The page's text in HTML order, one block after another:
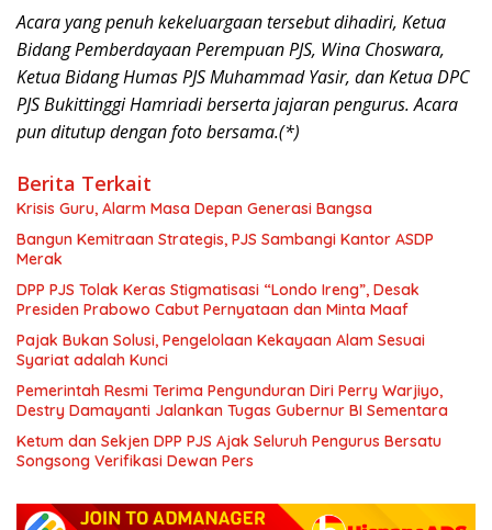
Acara yang penuh kekeluargaan tersebut dihadiri, Ketua
Bidang Pemberdayaan Perempuan PJS, Wina Choswara,
Ketua Bidang Humas PJS Muhammad Yasir, dan Ketua DPC
PJS Bukittinggi Hamriadi berserta jajaran pengurus. Acara
pun ditutup dengan foto bersama.(*)
Berita Terkait
Krisis Guru, Alarm Masa Depan Generasi Bangsa
Bangun Kemitraan Strategis, PJS Sambangi Kantor ASDP
Merak
DPP PJS Tolak Keras Stigmatisasi “Londo Ireng”, Desak
Presiden Prabowo Cabut Pernyataan dan Minta Maaf
Pajak Bukan Solusi, Pengelolaan Kekayaan Alam Sesuai
Syariat adalah Kunci
Pemerintah Resmi Terima Pengunduran Diri Perry Warjiyo,
Destry Damayanti Jalankan Tugas Gubernur BI Sementara
Ketum dan Sekjen DPP PJS Ajak Seluruh Pengurus Bersatu
Songsong Verifikasi Dewan Pers